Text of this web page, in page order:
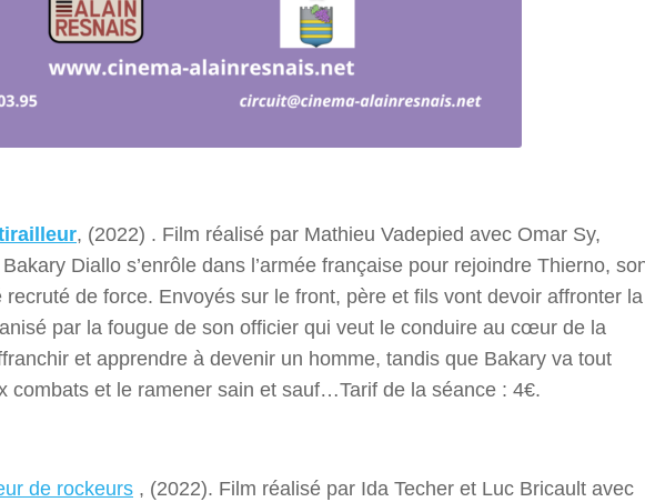
, (2022) . Film réalisé par Mathieu Vadepied avec Omar Sy,
Diallo s’enrôle dans l’armée française pour rejoindre Thierno,
de force. Envoyés sur le front, père et fils vont devoir affronter la
par la fougue de son officier qui veut le conduire au cœur de la
et apprendre à devenir un homme, tandis que Bakary va tout
combats et le ramener sain et sauf…Tarif de la séance : 4€.
de rockeurs , (2022). Film réalisé par Ida Techer et Luc Bricault avec